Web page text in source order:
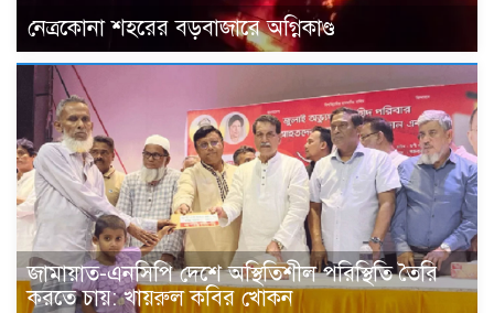
নেত্রকোনা শহরের বড়বাজারে অগ্নিকাণ্ড
জামায়াত-এনসিপি দেশে অস্থিতিশীল পরিস্থিতি তৈরি
করতে চায়: খায়রুল কবির খোকন